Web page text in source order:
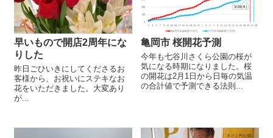
早いもので開店2周年にな
りした
昨日ごひいきにしてくださるお
客様から、お祝いにステキなお
花をいただきました。大変あり
が...
亀岡市 桜開花予測
今年も七谷川さくら公園の桜が
気になる時期になりました。桜
の開花は2月1日から日毎の気温
の合計値で予測できる法則...